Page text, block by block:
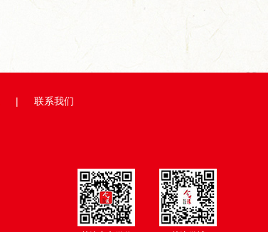
| 联系我们